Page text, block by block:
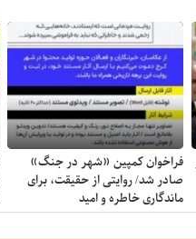
فراخوان کمپین «شهر در جنگ»
صادر شد/ روایتی از حقیقت، برای
ماندگاری خاطره و امید